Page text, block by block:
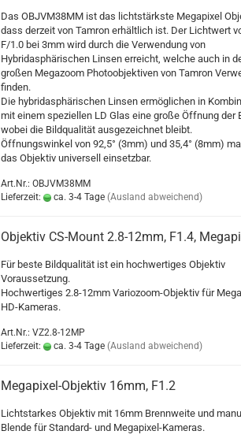
Das OBJVM38MM ist das lichtstärkste Megapixel
dass derzeit von Tamron erhältlich ist. Der Lichtwert
F/1.0 bei 3mm wird durch die Verwendung von
Hybridasphärischen Linsen erreicht, welche auch in
großen Megazoom Photoobjektiven von Tamron
finden.
Die hybridasphärischen Linsen ermöglichen in
mit einem speziellen LD Glas eine große Öffnung der
wobei die Bildqualität ausgezeichnet bleibt.
Öffnungswinkel von 92,5° (3mm) und 35,4° (8mm)
das Objektiv universell einsetzbar.
Art.Nr.: OBJVM38MM
Lieferzeit:
ca. 3-4 Tage (Ausland abweichend)
Objektiv CS-Mount 2.8-12mm, F1.4,
Für beste Bildqualität ist ein hochwertiges Objektiv
Voraussetzung.
Hochwertiges 2.8-12mm Variozoom-Objektiv für
HD-Kameras.
Art.Nr.: VZ2.8-12MP
Lieferzeit:
ca. 3-4 Tage (Ausland abweichend)
Megapixel-Objektiv 16mm, F1.2
Lichtstarkes Objektiv mit 16mm Brennweite und
Blende für Standard- und Megapixel-Kameras.